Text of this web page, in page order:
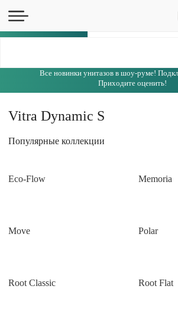
Все новинки унитазов в шоу-руме!
Приходите оценить!
Vitra Dynamic S
Популярные коллекции
Eco-Flow Memoria
Move Polar
Root Classic Root Flat